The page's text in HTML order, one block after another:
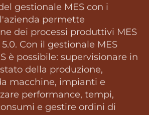
gestionale MES con i
permette
dei processi produttivi MES
Con il gestionale MES
è possibile: supervisionare in
della produzione,
macchine, impianti e
performance, tempi,
e gestire ordini di